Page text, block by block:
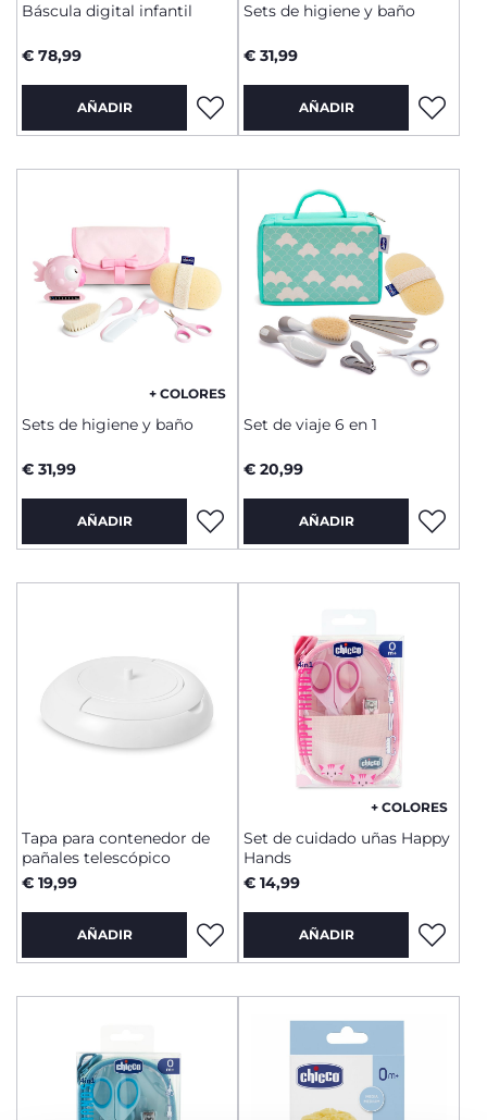
Báscula digital infantil
€ 78,99
AÑADIR
Sets de higiene y baño
€ 31,99
AÑADIR
+ COLORES
Sets de higiene y baño
€ 31,99
AÑADIR
Set de viaje 6 en 1
€ 20,99
AÑADIR
Tapa para contenedor de
pañales telescópico
€ 19,99
AÑADIR
+ COLORES
Set de cuidado uñas Happy
Hands
€ 14,99
AÑADIR